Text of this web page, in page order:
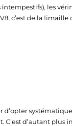
les
c’est de la
d’opter
d’autant plus